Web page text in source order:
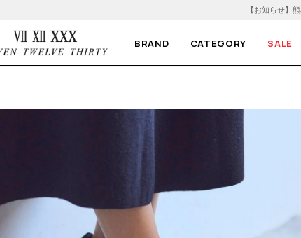
【お知らせ】
BRAND CATEGORY SALE